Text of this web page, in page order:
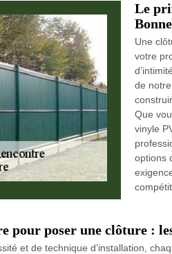
Le
Une
votre
de
Que
vinyle
options
pour poser une clôture :
et de technique d’installation,